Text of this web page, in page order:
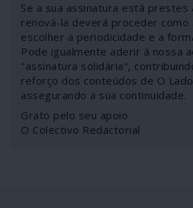
Se a sua assinatura está
renová-la deverá proceder
escolher a periodicidade e a
Pode igualmente aderir à nossa
"assinatura solidária",
reforço dos conteúdos de O
assegurando a sua continuidade.
Grato pelo seu apoio
O Colectivo Redactorial